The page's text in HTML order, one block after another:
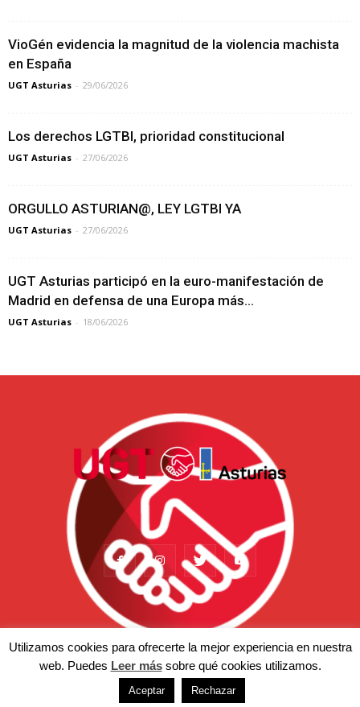
VioGén evidencia la magnitud de la violencia machista
en España
UGT Asturias - 29/06/2026
Los derechos LGTBI, prioridad constitucional
UGT Asturias - 27/06/2026
ORGULLO ASTURIAN@, LEY LGTBI YA
UGT Asturias - 27/06/2026
UGT Asturias participó en la euro-manifestación de
Madrid en defensa de una Europa más...
UGT Asturias - 18/06/2026
Actualidad Somos Temas Afiliación
Prensa
© Copyright 2022 - UGT-Asturias. Aviso legal | Política de privacidad
Utilizamos cookies para ofrecerte la mejor experiencia en nuestra
web. Puedes Leer mássobre qué cookies utilizamos.
Aceptar Rechazar